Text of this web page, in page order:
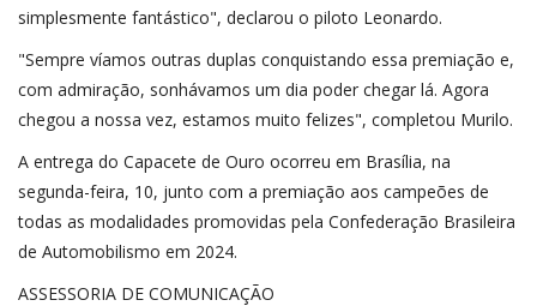
simplesmente fantástico", declarou o piloto Leonardo.
"Sempre víamos outras duplas conquistando essa premiação e,
com admiração, sonhávamos um dia poder chegar lá. Agora
chegou a nossa vez, estamos muito felizes", completou Murilo.
A entrega do Capacete de Ouro ocorreu em Brasília, na
segunda-feira, 10, junto com a premiação aos campeões de
todas as modalidades promovidas pela Confederação Brasileira
de Automobilismo em 2024.
ASSESSORIA DE COMUNICAÇÃO